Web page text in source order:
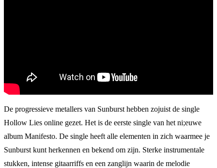
De progressieve metallers van Sunburst hebben zojuist de single
Hollow Lies online gezet. Het is de eerste single van het ni;euwe
album Manifesto. De single heeft alle elementen in zich waarmee je
Sunburst kunt herkennen en bekend om zijn. Sterke instrumentale
stukken, intense gitaarriffs en een zanglijn waarin de melodie